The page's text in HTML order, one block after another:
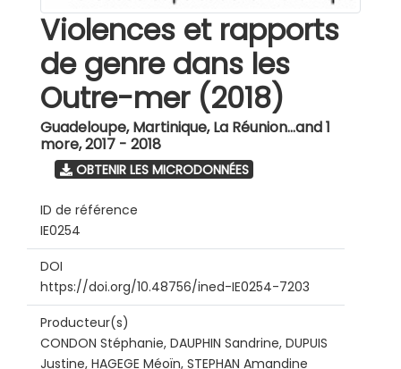
Violences et rapports
de genre dans les
Outre-mer (2018)
Guadeloupe, Martinique, La Réunion...and 1
more,2017 - 2018
OBTENIR LES MICRODONNÉES
ID de référence
IE0254
DOI
https://doi.org/10.48756/ined-IE0254-7203
Producteur(s)
CONDON Stéphanie, DAUPHIN Sandrine, DUPUIS
Justine, HAGEGE Méoïn, STEPHAN Amandine